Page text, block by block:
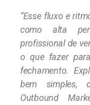
“Esse fluxo e
como alta
profissional de
o que fazer
fechamento.
bem simples,
Outbound